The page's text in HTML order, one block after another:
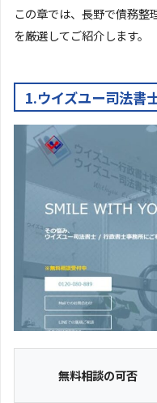
この章では、長野で債務整
を厳選してご紹介します。
1.ウイズユー司法書
無料相談の可否